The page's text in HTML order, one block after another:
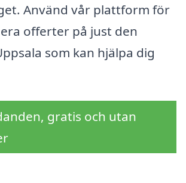
Använd vår plattform för
offerter på just den
som kan hjälpa dig
gratis och utan